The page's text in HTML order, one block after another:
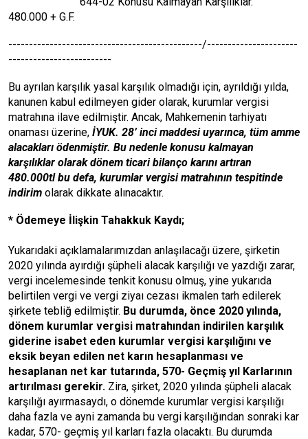
480.000 + G.F.
-----------------------------------------------/----------------------
-------------------------
Bu ayrılan karşılık yasal karşılık olmadığı için, ayrıldığı yılda,
kanunen kabul edilmeyen gider olarak, kurumlar vergisi
matrahına ilave edilmiştir. Ancak, Mahkemenin tarhiyatı
onaması üzerine, İYUK. 28’ inci maddesi uyarınca, tüm amme
alacakları ödenmiştir. Bu nedenle konusu kalmayan
karşılıklar olarak dönem ticari bilanço karını artıran
480.000tl bu defa, kurumlar vergisi matrahının tespitinde
indirim olarak dikkate alınacaktır.
* Ödemeye İlişkin Tahakkuk Kaydı;
Yukarıdaki açıklamalarımızdan anlaşılacağı üzere, şirketin
2020 yılında ayırdığı şüpheli alacak karşılığı ve yazdığı zarar,
vergi incelemesinde tenkit konusu olmuş, yine yukarıda
belirtilen vergi ve vergi ziyaı cezası ikmalen tarh edilerek
şirkete tebliğ edilmiştir. Bu durumda, önce 2020 yılında,
dönem kurumlar vergisi matrahından indirilen karşılık
giderine isabet eden kurumlar vergisi karşılığını ve
eksik beyan edilen net karın hesaplanması ve
hesaplanan net kar tutarında, 570- Geçmiş yıl Karlarının
artırılması gerekir. Zira, şirket, 2020 yılında şüpheli alacak
karşılığı ayırmasaydı, o dönemde kurumlar vergisi karşılığı
daha fazla ve ayni zamanda bu vergi karşılığından sonraki kar
kadar, 570- geçmiş yıl karları fazla olacaktı. Bu durumda